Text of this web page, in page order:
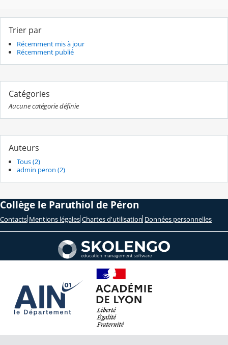
Trier par
Récemment mis à jour
Récemment publié
Catégories
Aucune catégorie définie
Auteurs
Tous (2)
admin peron (2)
Collège le Paruthiol de Péron
Contacts Mentions légales Chartes d'utilisation Données personnelles